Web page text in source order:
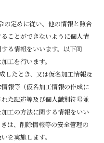
の定めに従い、他の情報と照合
ことができないように個人情
る情報をいいます。以下同
工を行います。
したとき、又は仮名加工情報及
報等（仮名加工情報の作成に
た記述等及び個人識別符号並
工の方法に関する情報をいい
は、削除情報等の安全管理の
を実施します。